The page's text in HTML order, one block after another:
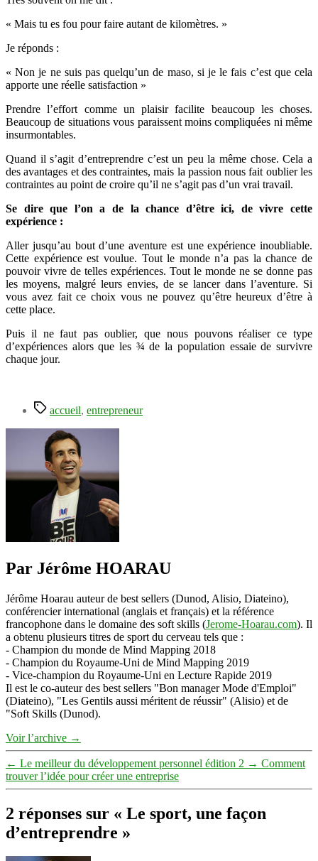
« Mais tu es fou pour faire autant de kilomètres. »
Je réponds :
« Non je ne suis pas quelqu’un de maso, si je le fais c’est que cela
apporte une réelle satisfaction »
Prendre l’effort comme un plaisir facilite beaucoup les choses.
Beaucoup de situations vous paraissent moins compliquées ni même
insurmontables.
Quand il s’agit d’entreprendre c’est un peu la même chose. Cela a
des avantages et des contraintes, mais la passion nous fait oublier les
contraintes au point de croire qu’il ne s’agit pas d’un vrai travail.
Se dire que l’on a de la chance d’être ici, de vivre cette
expérience :
Aller jusqu’au bout d’une aventure est une expérience inoubliable.
Cette expérience est voulue. Tout le monde n’a pas la chance de
pouvoir vivre de telles expériences. Tout le monde ne se donne pas
les moyens, malgré leurs envies, de se lancer dans l’aventure. Si
vous avez fait ce choix vous ne pouvez qu’être heureux d’être à
cette place.
Puis il ne faut pas oublier, que nous pouvons réaliser ce type
d’expériences alors que les ¾ de la population essaie de survivre
chaque jour.
Étiquettes
accueil, entrepreneur
Par Jérôme HOARAU
Jérôme Hoarau auteur de best sellers (Dunod, Alisio, Diateino),
conférencier international (anglais et français) et la référence
francophone dans le domaine des soft skills (Jerome-Hoarau.com). Il
a obtenu plusieurs titres de sport du cerveau tels que :
- Champion du monde de Mind Mapping 2018
- Champion du Royaume-Uni de Mind Mapping 2019
- Vice-champion du Royaume-Uni en Lecture Rapide 2019
Il est le co-auteur des best sellers "Bon manager Mode d'Emploi"
(Diateino), "Les Gentils aussi méritent de réussir" (Alisio) et de
"Soft Skills (Dunod).
Voir l’archive →
← Le meilleur du développement personnel édition 2 → Comment
trouver l’idée pour créer une entreprise
2 réponses sur « Le sport, une façon
d’entreprendre »